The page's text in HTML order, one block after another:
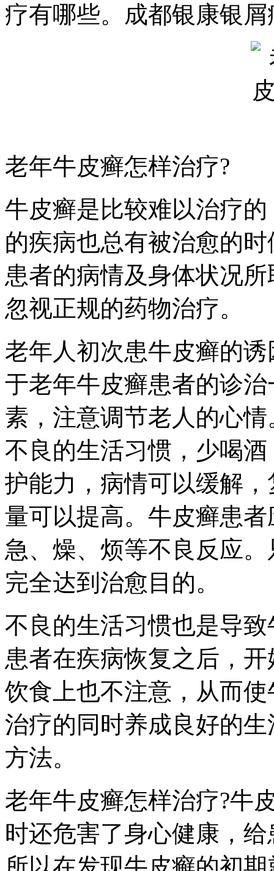
疗有哪些。成都银康银
老年牛皮癣怎样治疗?
牛皮癣是比较难以治疗
的疾病也总有被治愈的
患者的病情及身体状况
忽视正规的药物治疗。
老年人初次患牛皮癣的
于老年牛皮癣患者的诊
素，注意调节老人的心
不良的生活习惯，少喝
护能力，病情可以缓解
量可以提高。牛皮癣患
急、燥、烦等不良反应
完全达到治愈目的。
不良的生活习惯也是导
患者在疾病恢复之后，
饮食上也不注意，从而
治疗的同时养成良好的
方法。
老年牛皮癣怎样治疗?牛
时还危害了身心健康，